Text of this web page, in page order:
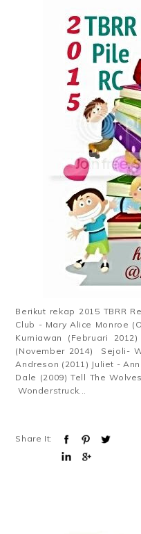
Berikut rekap 2015 TBRR
Club - Mary Alice Monroe
Kurniawan (Februari
(November 2014) Sejoli-
Andreson (2011) Juliet -
Dale (2009) Tell The
Wonderstruck...
Share It: